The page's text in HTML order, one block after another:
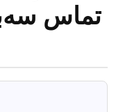
تماس